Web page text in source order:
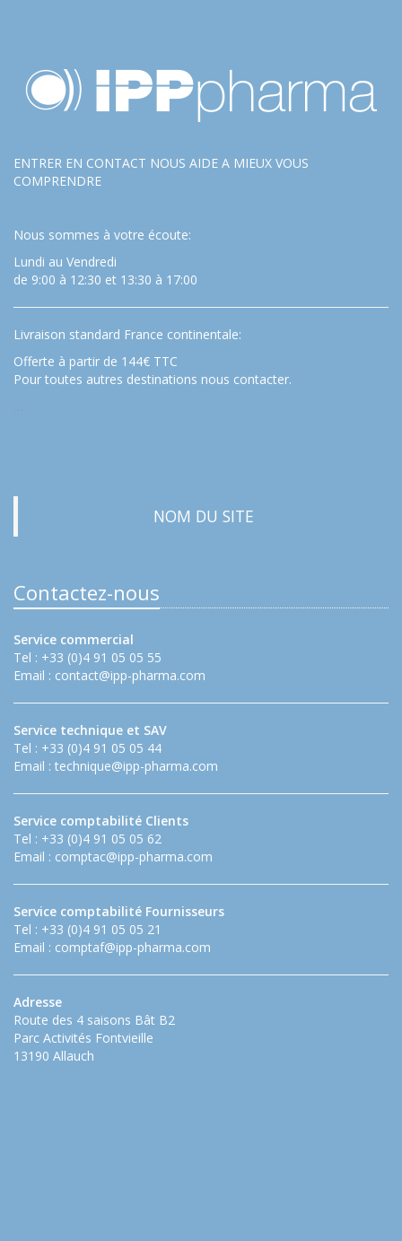
ENTRER EN CONTACT NOUS AIDE A MIEUX VOUS
COMPRENDRE
Nous sommes à votre écoute:
Lundi au Vendredi
de 9:00 à 12:30 et 13:30 à 17:00
Livraison standard France continentale:
Offerte à partir de 144€ TTC
Pour toutes autres destinations nous contacter.
…
NOM DU SITE
Contactez-nous
Service commercial
Tel : +33 (0)4 91 05 05 55
Email : contact@ipp-pharma.com
Service technique et SAV
Tel : +33 (0)4 91 05 05 44
Email : technique@ipp-pharma.com
Service comptabilité Clients
Tel : +33 (0)4 91 05 05 62
Email : comptac@ipp-pharma.com
Service comptabilité Fournisseurs
Tel : +33 (0)4 91 05 05 21
Email : comptaf@ipp-pharma.com
Adresse
Route des 4 saisons Bât B2
Parc Activités Fontvieille
13190 Allauch